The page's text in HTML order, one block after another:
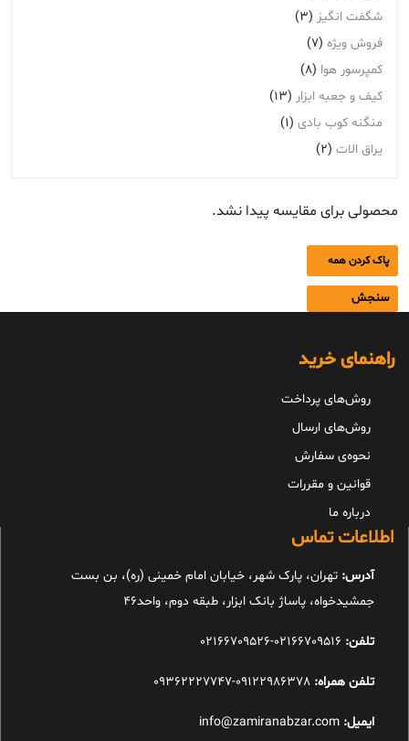
شگفت انگیز (3)
فروش ویژه (7)
کمپرسور هوا (8)
کیف و جعبه ابزار (13)
منگنه کوب بادی (1)
یراق الات (2)
محصولی برای مقایسه پیدا نشد.
پاک کردن همه
سنجش
راهنمای خرید
روش‌های پرداخت
روش‌های ارسال
نحوه‌ی سفارش
قوانین و مقررات
درباره ما
اطلاعات تماس
آدرس: تهران، پارک شهر، خیابان امام خمینی (ره)، بن بست
جمشیدخواه، پاساژ بانک ابزار، طبقه دوم، واحد46
تلفن:
تلفن همراه: 09122986378-09362227747
ایمیل: